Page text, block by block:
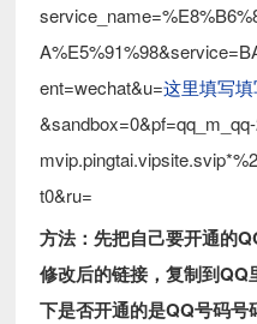
ent=wechat&u=这里填写
t0&ru=
方法：先把自己要开通的
修改后的链接，复制到
下是否开通的是QQ号码号